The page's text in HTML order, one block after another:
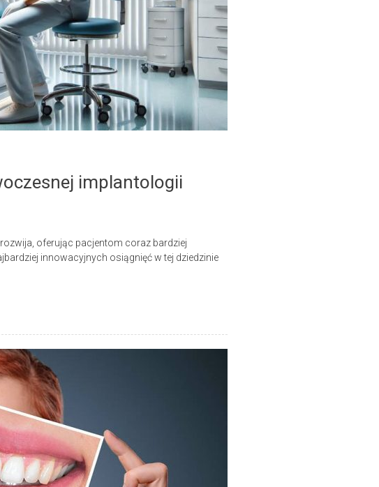
implantologii
oferując pacjentom coraz bardziej
innowacyjnych osiągnięć w tej dziedzinie